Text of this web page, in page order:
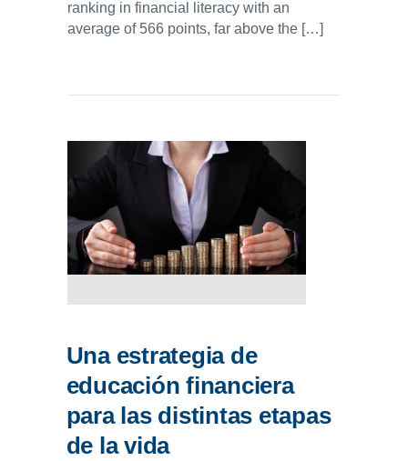
ranking in financial literacy with an
average of 566 points, far above the […]
Una estrategia de
educación financiera
para las distintas etapas
de la vida